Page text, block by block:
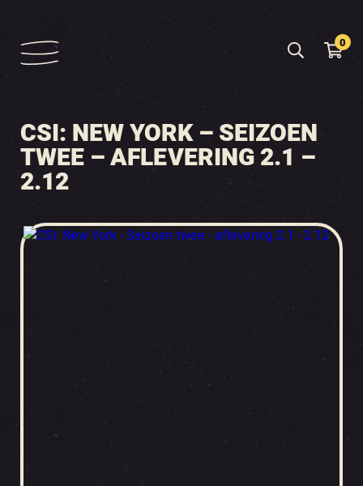
0
CSI: NEW YORK – SEIZOEN
TWEE – AFLEVERING 2.1 –
2.12